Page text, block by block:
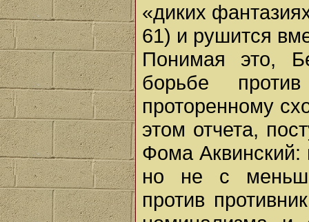
«диких
61) и рушится
Понимая это,
борьбе
проторенному
этом отчета,
Фома Аквинский:
но не с
против